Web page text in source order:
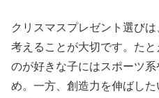
クリスマスプレゼント選び
考えることが大切です。た
のが好きな子にはスポーツ
め。一方、創造力を伸ばし